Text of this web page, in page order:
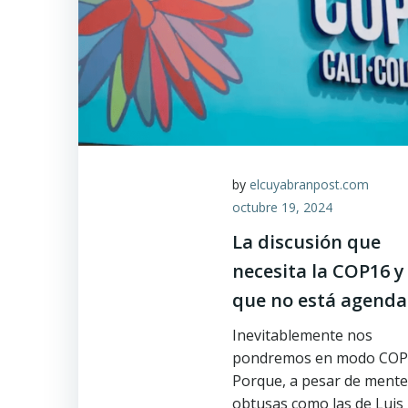
by elcuyabranpost.com
octubre 19, 2024
La discusión que
necesita la COP16 y
que no está
Inevitablemente nos
pondremos en modo
Porque, a pesar de
obtusas como las de